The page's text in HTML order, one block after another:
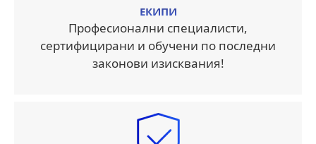
ЕКИПИ
Професионални специалисти,
сертифицирани и обучени по последни
законови изисквания!